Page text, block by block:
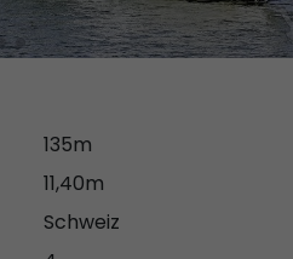
135m
11,40m
Schweiz